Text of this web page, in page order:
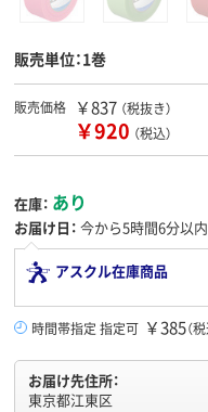
販売単位：1巻
販売価格 ￥837 （税抜き）
￥920 （税込）
在庫： あり
お届け日： 今から5時間6分以
アスクル在庫商品
時間帯指定 指定可 ￥385（
お届け先住所：
東京都江東区